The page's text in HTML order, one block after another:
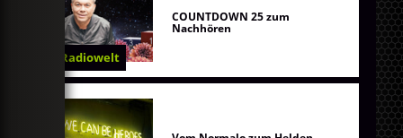
Radiowelt
COUNTDOWN 25 zum
Nachhören